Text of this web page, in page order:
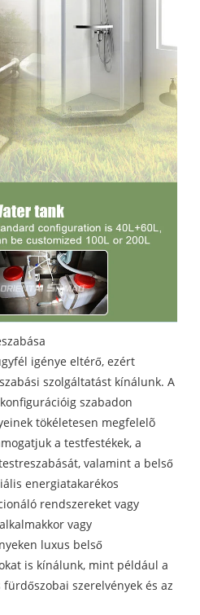
igénye eltérő, ezért
szolgáltatást kínálunk. A
szabadon
tökéletesen megfelelõ
a testfestékek, a
valamint a belső
energiatakarékos
rendszereket vagy
vagy
luxus belső
is kínálunk, mint például a
szerelvények és az